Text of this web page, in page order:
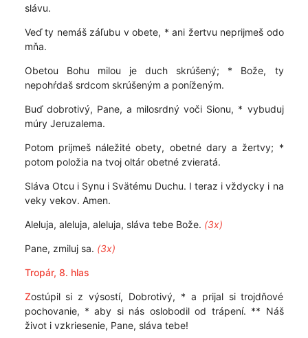
slávu.
Veď ty nemáš záľubu v obete, * ani žertvu neprijmeš odo
mňa.
Obetou Bohu milou je duch skrúšený; * Bože, ty
nepohŕdaš srdcom skrúšeným a poníženým.
Buď dobrotivý, Pane, a milosrdný voči Sionu, * vybuduj
múry Jeruzalema.
Potom prijmeš náležité obety, obetné dary a žertvy; *
potom položia na tvoj oltár obetné zvieratá.
Sláva Otcu i Synu i Svätému Duchu. I teraz i vždycky i na
veky vekov. Amen.
Aleluja, aleluja, aleluja, sláva tebe Bože. (3x)
Pane, zmiluj sa. (3x)
Tropár, 8. hlas
Zostúpil si z výsostí, Dobrotivý, * a prijal si trojdňové
pochovanie, * aby si nás oslobodil od trápení. ** Náš
život i vzkriesenie, Pane, sláva tebe!